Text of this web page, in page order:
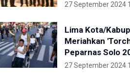
27 September 2024
Lima Kota/
Meriahkan
Peparnas Solo
27 September 2024